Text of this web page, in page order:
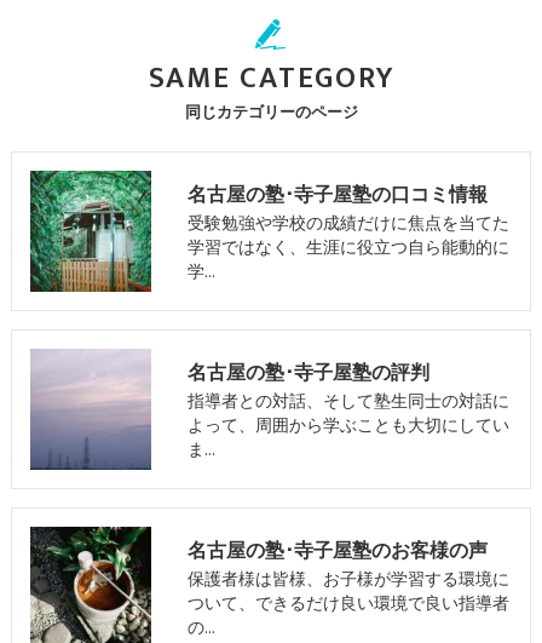
同じカテゴリーのページ
SAME CATEGORY
名古屋の塾･寺子屋塾の口コミ情報
受験勉強や学校の成績だけに焦点を当てた
学習ではなく、生涯に役立つ自ら能動的に
学…
名古屋の塾･寺子屋塾の評判
指導者との対話、そして塾生同士の対話に
よって、周囲から学ぶことも大切にしてい
ま…
名古屋の塾･寺子屋塾のお客様の声
保護者様は皆様、お子様が学習する環境に
ついて、できるだけ良い環境で良い指導者
の…